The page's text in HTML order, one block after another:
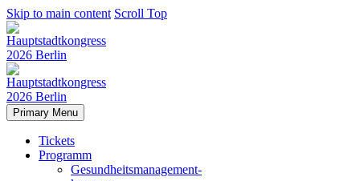
Skip to main content Scroll Top
Primary Menu
Tickets
Programm
Gesundheitsmanagement-